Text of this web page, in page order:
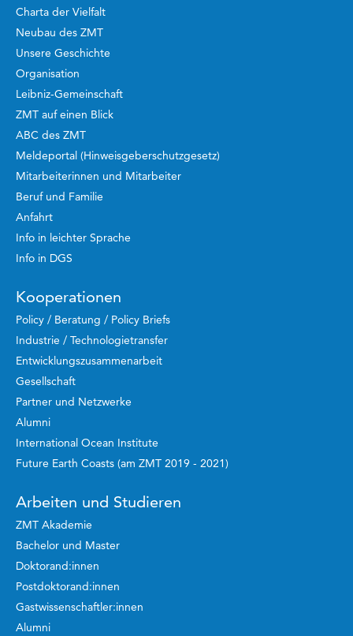
Charta der Vielfalt
Neubau des ZMT
Unsere Geschichte
Organisation
Leibniz-Gemeinschaft
ZMT auf einen Blick
ABC des ZMT
Meldeportal (Hinweisgeberschutzgesetz)
Mitarbeiterinnen und Mitarbeiter
Beruf und Familie
Anfahrt
Info in leichter Sprache
Info in DGS
Kooperationen
Policy / Beratung / Policy Briefs
Industrie / Technologietransfer
Entwicklungszusammenarbeit
Gesellschaft
Partner und Netzwerke
Alumni
International Ocean Institute
Future Earth Coasts (am ZMT 2019 - 2021)
Arbeiten und Studieren
ZMT Akademie
Bachelor und Master
Doktorand:innen
Postdoktorand:innen
Gastwissenschaftler:innen
Alumni